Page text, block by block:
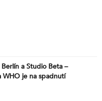
a Studio Beta –
WHO je na spadnutí